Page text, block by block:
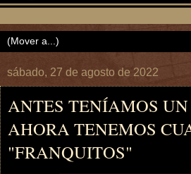
sábado, 27 de agosto de 2022
ANTES TENÍAMOS
AHORA TENEMOS
"FRANQUITOS"